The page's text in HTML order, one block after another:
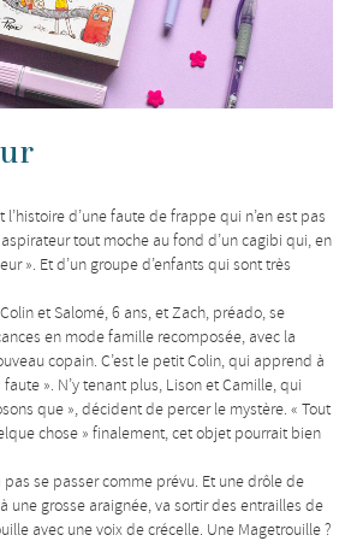
l’histoire d’une faute de frappe qui n’en est pas
tout moche au fond d’un cagibi qui, en
». Et d’un groupe d’enfants qui sont très
et Salomé, 6 ans, et Zach, préado, se
en mode famille recomposée, avec la
copain. C’est le petit Colin, qui apprend à
». N’y tenant plus, Lison et Camille, qui
que », décident de percer le mystère. « Tout
chose » finalement, cet objet pourrait bien
se passer comme prévu. Et une drôle de
une grosse araignée, va sortir des entrailles de
avec une voix de crécelle. Une Magetrouille ?